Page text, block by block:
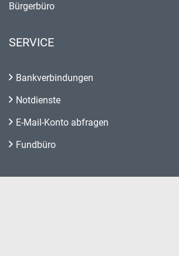
Bürgerbüro
SERVICE
Bankverbindungen
Notdienste
E-Mail-Konto abfragen
Fundbüro